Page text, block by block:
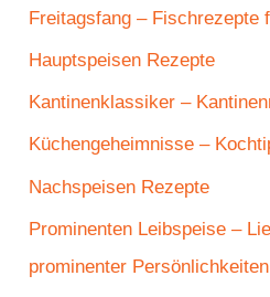
Freitagsfang – Fischrezepte
Hauptspeisen Rezepte
Kantinenklassiker –
Küchengeheimnisse –
Nachspeisen Rezepte
Prominenten Leibspeise –
prominenter Persönlichkeiten